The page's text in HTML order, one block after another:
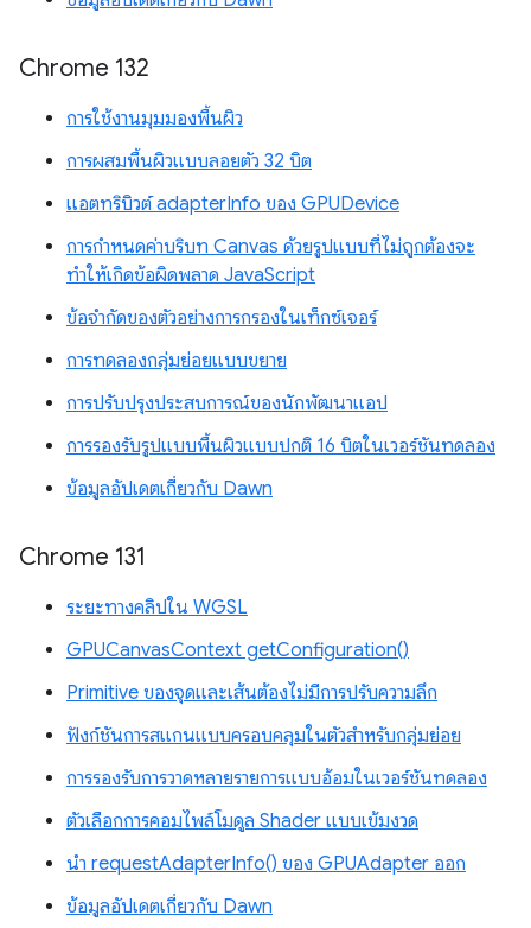
Chrome 132
การใช้งานมุมมองพื้นผิว
การผสมพื้นผิวแบบลอยตัว 32 บิต
แอตทริบิวต์ adapterInfo ของ GPUDevice
การกำหนดค่าบริบท Canvas ด้วยรูปแบบที่ไม่ถูกต้องจะ
ทำให้เกิดข้อผิดพลาด JavaScript
ข้อจำกัดของตัวอย่างการกรองในเท็กซ์เจอร์
การทดลองกลุ่มย่อยแบบขยาย
การปรับปรุงประสบการณ์ของนักพัฒนาแอป
การรองรับรูปแบบพื้นผิวแบบปกติ 16 บิตในเวอร์ชันทดลอง
ข้อมูลอัปเดตเกี่ยวกับ Dawn
Chrome 131
ระยะทางคลิปใน WGSL
GPUCanvasContext getConfiguration()
Primitive ของจุดและเส้นต้องไม่มีการปรับความลึก
ฟังก์ชันการสแกนแบบครอบคลุมในตัวสำหรับกลุ่มย่อย
การรองรับการวาดหลายรายการแบบอ้อมในเวอร์ชันทดลอง
ตัวเลือกการคอมไพล์โมดูล Shader แบบเข้มงวด
นำ requestAdapterInfo() ของ GPUAdapter ออก
ข้อมูลอัปเดตเกี่ยวกับ Dawn